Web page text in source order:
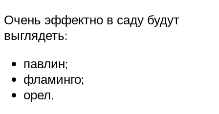
Очень эффектно в саду будут
выглядеть:
павлин;
фламинго;
орел.